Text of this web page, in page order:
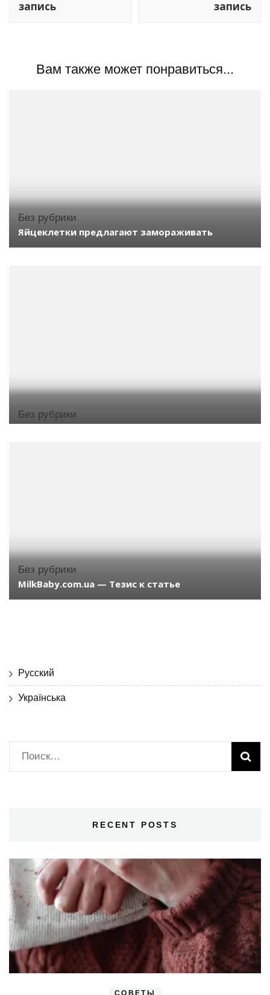
запись
запись
Вам также может понравиться...
Без рубрики
Яйцеклетки предлагают замораживать
Без рубрики
Без рубрики
MilkBaby.com.ua — Тезис к статье
Русский
Українська
Найти:
RECENT POSTS
СОВЕТЫ